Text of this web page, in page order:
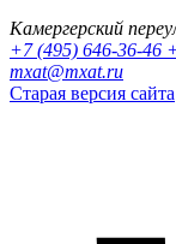
Камергерский
+7 (495) 646-36-46
mxat@mxat.ru
Старая версия сайта